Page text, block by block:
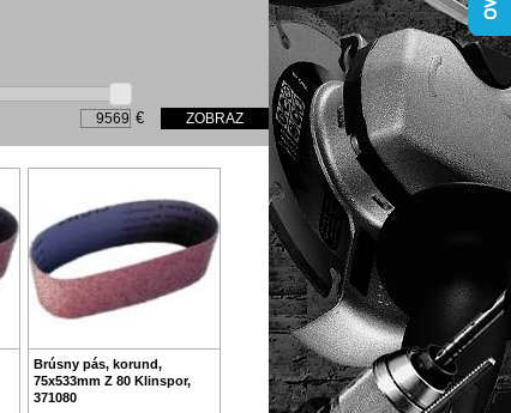
€
Brúsny pás, korund,
75x533mm Z 80 Klinspor,
371080